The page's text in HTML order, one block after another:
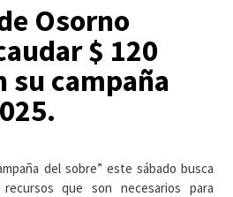
Osorno
$ 120
su campaña
del sobre” este sábado busca
recursos que son necesarios para